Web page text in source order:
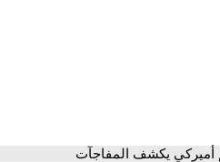
أميركي يكشف المفاجآت